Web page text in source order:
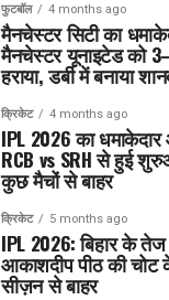
फुटबॉल 4 months ago
मैनचेस्टर सिटी का
मैनचेस्टर यूनाइटेड को
हराया, डर्बी में बनाया
क्रिकेट 4 months ago
IPL 2026 का
RCB vs SRH से हुई
कुछ मैचों से बाहर
क्रिकेट 5 months ago
IPL 2026: बिहार के
आकाशदीप पीठ की चोट
सीज़न से बाहर